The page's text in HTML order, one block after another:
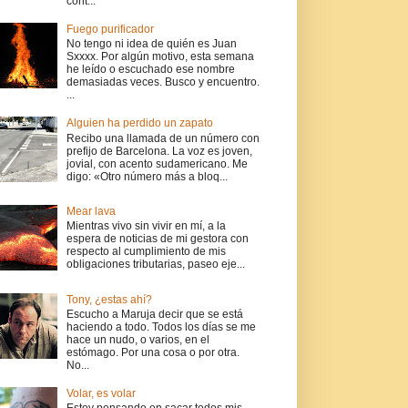
Fuego purificador
No tengo ni idea de quién es Juan
Sxxxx. Por algún motivo, esta semana
he leído o escuchado ese nombre
demasiadas veces. Busco y encuentro.
...
Alguien ha perdido un zapato
Recibo una llamada de un número con
prefijo de Barcelona. La voz es joven,
jovial, con acento sudamericano. Me
digo: «Otro número más a bloq...
Mear lava
Mientras vivo sin vivir en mí, a la
espera de noticias de mi gestora con
respecto al cumplimiento de mis
obligaciones tributarias, paseo eje...
Tony, ¿estas ahí?
Escucho a Maruja decir que se está
haciendo a todo. Todos los días se me
hace un nudo, o varios, en el
estómago. Por una cosa o por otra.
No...
Volar, es volar